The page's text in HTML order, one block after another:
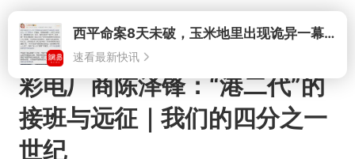
打开西平命案8天未破，玉米地里出现诡异一幕，我突然想起了欧金中
速看最新快讯
彩电厂商陈泽锋：“港二代”的
接班与远征｜我们的四分之一
世纪